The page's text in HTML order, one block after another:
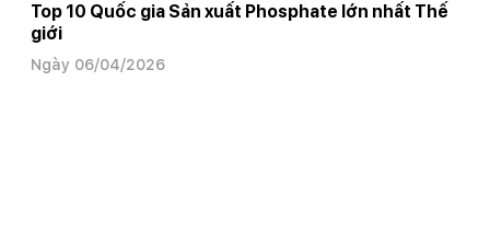
Top 10 Quốc gia Sản xuất Phosphate lớn nhất Thế
giới
Ngày 06/04/2026